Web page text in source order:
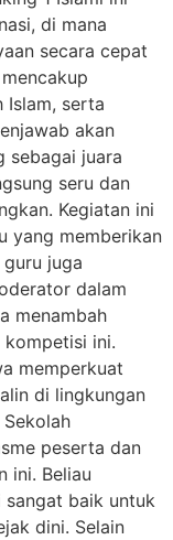
di mana
secara cepat
Islam, serta
akan
sebagai juara
seru dan
Kegiatan ini
yang memberikan
juga
dalam
menambah
ini.
memperkuat
di lingkungan
peserta dan
ini. Beliau
baik untuk
dini. Selain